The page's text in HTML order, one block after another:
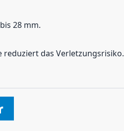
28 mm.
das Verletzungsrisiko.